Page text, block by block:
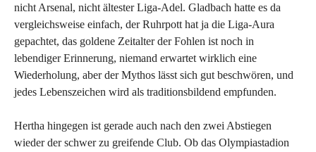
nicht Arsenal, nicht ältester Liga-Adel. Gladbach hatte es da
vergleichsweise einfach, der Ruhrpott hat ja die Liga-Aura
gepachtet, das goldene Zeitalter der Fohlen ist noch in
lebendiger Erinnerung, niemand erwartet wirklich eine
Wiederholung, aber der Mythos lässt sich gut beschwören, und
jedes Lebenszeichen wird als traditionsbildend empfunden.
Hertha hingegen ist gerade auch nach den zwei Abstiegen
wieder der schwer zu greifende Club. Ob das Olympiastadion